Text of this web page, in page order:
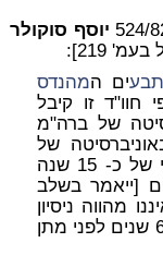
יוסף סוקולר
219]:
ים המהנדס
חוו"ד [מוצג/6]. לפי חוו"ד זו קיבל
של ברה"מ
באוניברסיטה של
אודסה. לטענתו יש לו ניסיון מקצועי של כ- 15 שנה
[ייאמר בשלב
מהווה ניסיון
, כיוון שרק בשנת 1973, כ- 6 שנים לפני מתן